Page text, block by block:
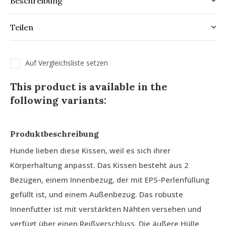
Teilen
Auf Vergleichsliste setzen
This product is available in the
following variants:
Produktbeschreibung
Hunde lieben diese Kissen, weil es sich ihrer
Körperhaltung anpasst. Das Kissen besteht aus 2
Bezügen, einem Innenbezug, der mit EPS-Perlenfüllung
gefüllt ist, und einem Außenbezug. Das robuste
Innenfutter ist mit verstärkten Nähten versehen und
verfügt über einen Reißverschluss. Die äußere Hülle